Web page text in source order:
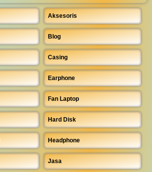
Aksesoris
Blog
Casing
Earphone
Fan Laptop
Hard Disk
Headphone
Jasa